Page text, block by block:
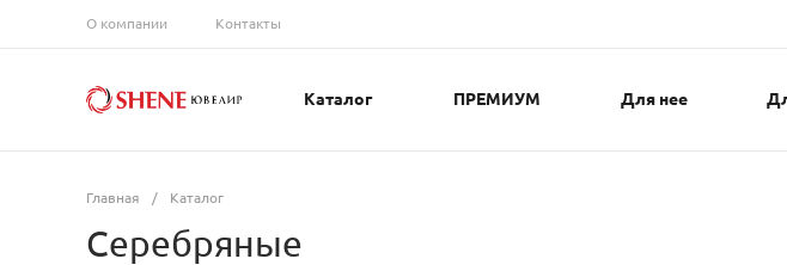
О компании Контакты
Каталог ПРЕМИУМ Для нее
Главная / Каталог
Серебряные